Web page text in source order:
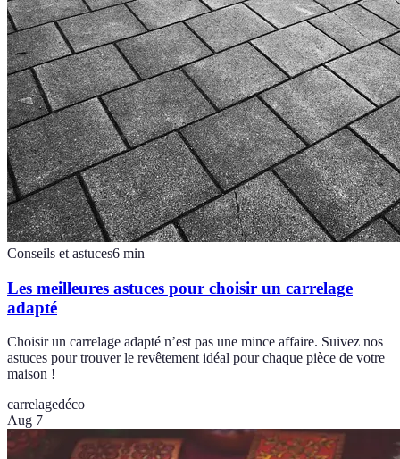
Conseils et astuces6 min
Les meilleures astuces pour choisir un carrelage
adapté
Choisir un carrelage adapté n’est pas une mince affaire. Suivez nos
astuces pour trouver le revêtement idéal pour chaque pièce de votre
maison !
carrelagedéco
Aug 7